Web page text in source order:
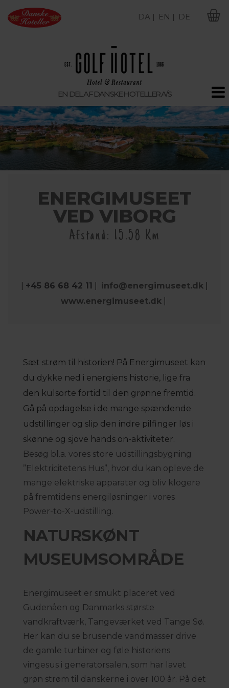
EN DEL AF DANSKE HOTELLER A/S
DA | EN | DE
ENERGIMUSEET
VED VIBORG
Afstand: 15.58 Km
+45 86 68 42 11 info@energimuseet.dk
www.energimuseet.dk
Sæt strøm til historien! På Energimuseet kan
du dykke ned i energiens historie, lige fra
den kulsorte fortid til den grønne fremtid.
Gå på opdagelse i de mange spændende
udstillinger og slip den indre pilfinger løs i
skønne og sjove hands on-aktiviteter.
Besøg bl.a. vores store udstillingsbygning
”Elektricitetens Hus”, hvor du kan opleve de
mange elektriske apparater og bliv klogere
på fremtidens energiløsninger i vores
Power-to-X-udstilling.
NATURSKØNT
MUSEUMSOMRÅDE
Energimuseet er smukt placeret ved
Gudenåen og Danmarks største
vandkraftværk, Tangeværket ved Tange Sø.
Her kan du se brusende vandmasser drive
de gamle turbiner og føle historiens
vingesus i generatorsalen, som har lavet
grøn strøm til danskerne i over 100 år. På det